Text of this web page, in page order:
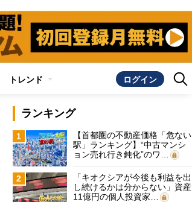
トレンド ログイン
ランキング
1
【首都圏の不動産価格「危ない
駅」ランキング】“中古マンシ
ョン売れ行き鈍化”のワ…
2
「キオクシアが今後も利益を出
し続けるかは分からない」資産
11億円の個人投資家…